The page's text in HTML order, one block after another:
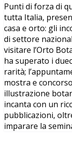
Punti di forza di
tutta Italia,
casa e orto: gli
di settore
visitare l’Orto
ha superato i
rarità;
mostra e
illustrazione
incanta con un
pubblicazioni,
imparare la